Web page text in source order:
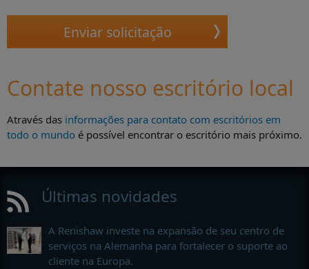
Contate nosso escritório local
Através das informações para contato com escritórios em
todo o mundo é possível encontrar o escritório mais próximo.
Últimas novidades
A Renishaw investe na expansão de seu centro de
serviços na Alemanha para fortalecer o suporte ao
cliente na Europa.